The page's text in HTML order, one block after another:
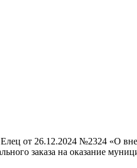
от 26.12.2024 №2324 «О
заказа на оказание